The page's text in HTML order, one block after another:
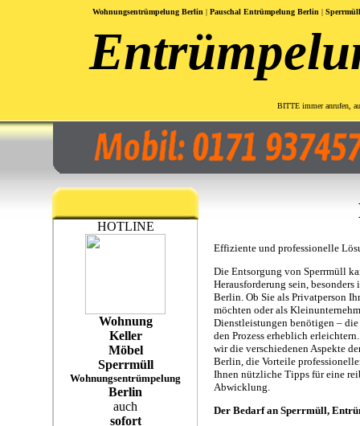
Wohnungsentrümpelung Berlin | Pauschal Entrümpelung Berlin |
BITTE immer anrufen,
HOTLINE
Wohnung
Keller
Möbel
Sperrmüll
Wohnungsentrümpelung
Berlin
auch
sofort
Effiziente und professionelle
Die Entsorgung von Sperrmüll
Herausforderung sein,
Berlin. Ob Sie als Privatperson
möchten oder als
Dienstleistungen benötigen –
den Prozess erheblich
wir die verschiedenen Aspekte
Berlin, die Vorteile
Ihnen nützliche Tipps für eine
Abwicklung.
Der Bedarf an Sperrmüll,